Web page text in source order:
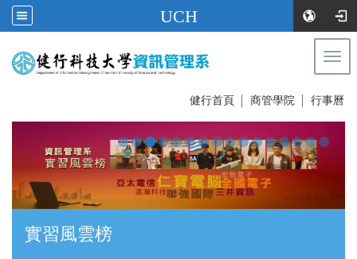
UCH
健行首頁 商管學院 行事曆
實習風雲榜